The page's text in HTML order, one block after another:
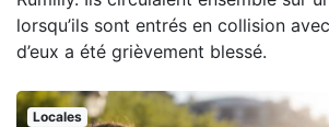
lorsqu’ils sont entrés en collision
d’eux a été grièvement blessé.
Locales